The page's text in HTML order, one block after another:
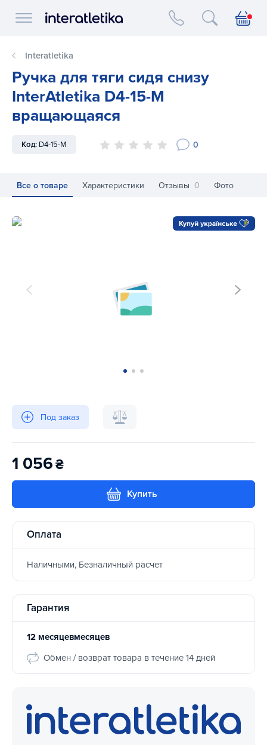
Interatletika logo
Interatletika
Ручка для тяги сидя снизу
InterAtletika D4-15-M
вращающаяся
Код: D4-15-M 0
Все о товаре Характеристики Отзывы 0 Фото
Ручка для тяги сидя снизу InterAtletika D4-15-M
Под заказ
1 056₴
Купить
Оплата
Наличными, Безналичный расчет
Гарантия
12 месяцевмесяцев
Обмен / возврат товара в течение 14 дней